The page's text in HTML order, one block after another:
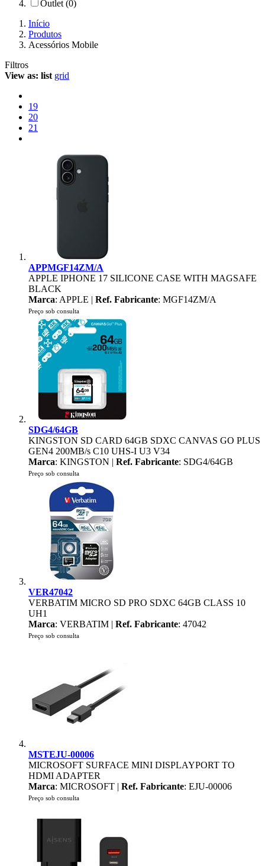
Outlet (0)
Início
Produtos
Acessórios Mobile
Filtros
View as: list grid
19
20
21
APPMGF14ZM/A
APPLE IPHONE 17 SILICONE CASE WITH MAGSAFE
BLACK
Marca: APPLE | Ref. Fabricante: MGF14ZM/A
Preço sob consulta
SDG4/64GB
KINGSTON SD CARD 64GB SDXC CANVAS GO PLUS
GEN4 200MB/s C10 UHS-I U3 V34
Marca: KINGSTON | Ref. Fabricante: SDG4/64GB
Preço sob consulta
VER47042
VERBATIM MICRO SD PRO SDXC 64GB CLASS 10
UH1
Marca: VERBATIM | Ref. Fabricante: 47042
Preço sob consulta
MSTEJU-00006
MICROSOFT SURFACE MINI DISPLAYPORT TO
HDMI ADAPTER
Marca: MICROSOFT | Ref. Fabricante: EJU-00006
Preço sob consulta